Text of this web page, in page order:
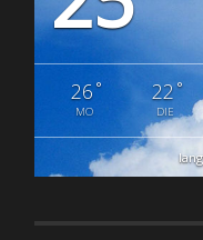
26°
MO
22 °
DIE